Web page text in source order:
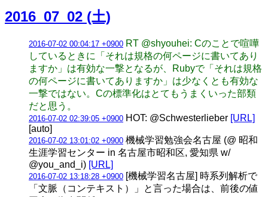
2016_07_02 (土)
2016-07-02 00:04:17 +0900 RT @shyouhei: Cのことで喧嘩
しているときに「それは規格の何ページに書いてあり
ますか」は有効な一撃となるが、Rubyで「それは規格
の何ページに書いてありますか」は少なくとも有効な
一撃ではない。Cの標準化はとてもうまくいった部類
だと思う。
2016-07-02 02:39:05 +0900 HOT: @Schwesterlieber [URL]
[auto]
2016-07-02 13:01:02 +0900 機械学習勉強会名古屋 (@ 昭和
生涯学習センター in 名古屋市昭和区, 愛知県 w/
@you_and_i) [URL]
2016-07-02 13:18:28 +0900 [機械学習名古屋] 時系列解析で
「文脈（コンテキスト）」と言った場合は、前後の値